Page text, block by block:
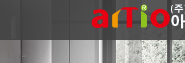
Sketchbook5, 스케치북5
Sketchbook5, 스케치북5